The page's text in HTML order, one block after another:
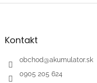
Z
äKontakt
obchod@akumulator.sk
0905 205 624